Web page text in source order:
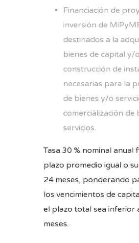
Financiación de
inversión de
destinados a la
bienes de capital y/
construcción de
necesarias para la
de bienes y/o
comercialización de
servicios.
Tasa 30 % nominal anual
plazo promedio igual o
24 meses, ponderando
los vencimientos de
el plazo total sea inferior
meses.